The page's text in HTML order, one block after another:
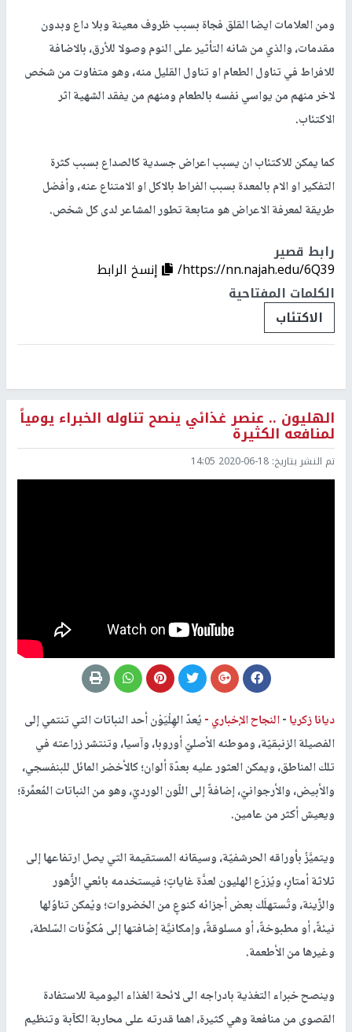
ومن العلامات ايضا القلق فجاة بسبب ظروف معينة وبلا داع وبدون
مقدمات، والذي من شانه التأثير على النوم وصولا للأرق، بالاضافة
للافراط في تناول الطعام او تناول القليل منه، وهو متفاوت من شخص
لاخر منهم من يواسي نفسه بالطعام ومنهم من يفقد الشهية اثر
الاكتئاب.
كما يمكن للاكتئاب ان يسبب اعراض جسدية كالصداع بسبب كثرة
التفكير او الام بالمعدة بسبب الفراط بالاكل او الامتناع عنه، وأفضل
طريقة لمعرفة الاعراض هو متابعة تطور المشاعر لدى كل شخص.
رابط قصير
https://nn.najah.edu/6Q39/
إنسخ الرابط
الكلمات المفتاحية
الاكتئاب
الهليون .. عنصر غذائي ينصح تناوله الخبراء يومياً
لمنافعه الكثيرة
تم النشر بتاريخ: 2020-06-18 14:05
ديانا زكريا-النجاح الإخباري -يُعدّ الهِلْيَوْن أحد النباتات التي تنتمي إلى
الفصيلة الزنبقيّة، وموطنه الأصليّ أوروبا، وآسيا، وتنتشر زراعته في
تلك المناطق، ويمكن العثور عليه بعدّة ألوان؛ كالأخضر المائل للبنفسجي،
والأبيض، والأرجوانيّ، إضافةً إلى اللّون الورديّ، وهو من النباتات المُعمِّرة؛
ويعيش أكثر من عامين.
ويتميَّزُ بأوراقه الحرشفيّة، وسيقانه المستقيمة التي يصل ارتفاعها إلى
ثلاثة أمتارٍ، ويُزرَع الهليون لعدَّة غاياتٍ؛ فيستخدمه بائعي الزُّهور
والزِّينة، وتُستهلَك بعض أجزائه كنوعٍ من الخضروات؛ ويُمكن تناوُلها
نيئةً، أو مطبوخةً، أو مسلوقةً، وإمكانيَّة إضافتها إلى مُكوِّنات السّلطة،
وغيرها من الأطعمة.
وينصح خبراء التغذية بادراجه الى لائحة الغذاء اليومية للاستفادة
القصوى من منافعة وهي كثيرة، اهما قدرته على محاربة الكآبة وتنظيم